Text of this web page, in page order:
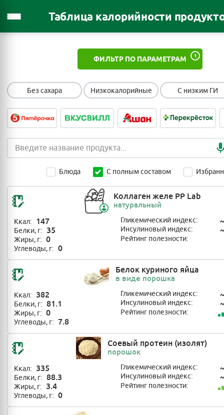
Таблица калорийности
1
ФИЛЬТР ПО ПАРАМЕТРАМ
Без сахара Низкокалорийные С низким ГИ
Блюда С полным составом
Коллаген желе PP Lab
натуральный
Ккал: 147
Белки, г: 35
Жиры, г: 0
Углеводы, г: 0
Гликемический индекс: ~
Инсулиновый индекс: ~
Рейтинг полезности:
Белок куриного яйца
в виде порошка
Ккал: 382
Белки, г: 81.1
Жиры, г: 0
Углеводы, г: 7.8
Гликемический индекс: ~
Инсулиновый индекс: ~
Рейтинг полезности:
Соевый протеин (изолят)
порошок
Ккал: 335
Белки, г: 88.3
Жиры, г: 3.4
Углеводы, г: 0
Гликемический индекс: ~
Инсулиновый индекс: ~
Рейтинг полезности: